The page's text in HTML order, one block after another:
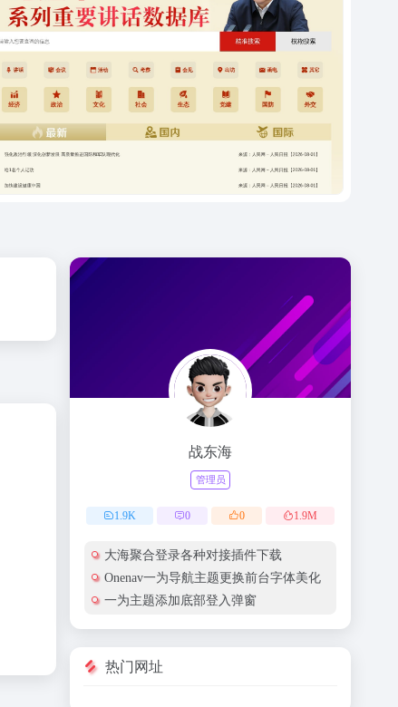
战东海
管理员
1.9K 0 0 1.9M
大海聚合登录各种对接插件下载
Onenav一为导航主题更换前台字体美化
一为主题添加底部登入弹窗
热门网址